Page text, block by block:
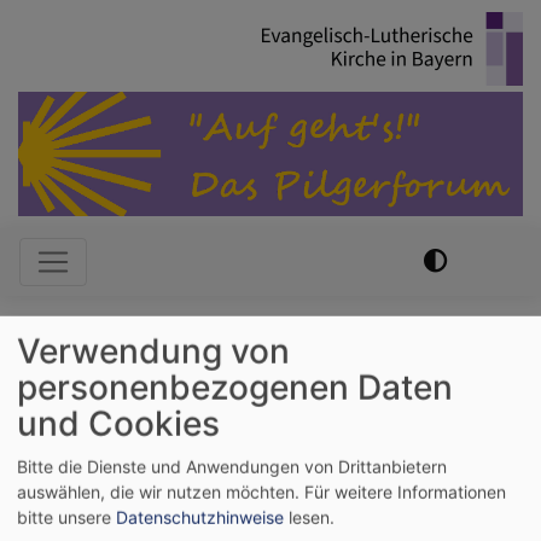
Hauptnavigation
Startseite Programm des Pilgerforums
Sternpilgern
Es ist vielleicht die beste Art, sich dem Pilgerforum zu
Verwendung von
personenbezogenen Daten
und Cookies
Bitte die Dienste und Anwendungen von Drittanbietern
auswählen, die wir nutzen möchten. Für weitere Informationen
bitte unsere Datenschutzhinweise lesen.